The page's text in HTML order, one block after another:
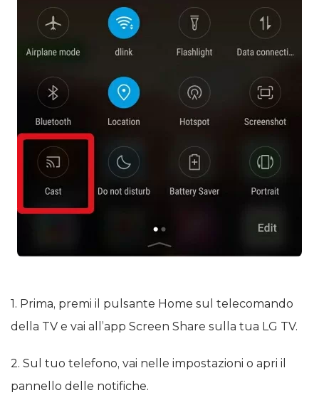
1. Prima, premi il pulsante Home sul telecomando
della TV e vai all’app Screen Share sulla tua LG TV.
2. Sul tuo telefono, vai nelle impostazioni o apri il
pannello delle notifiche.